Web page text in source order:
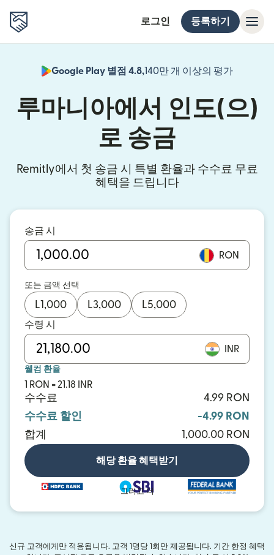
로그인 등록하기
Google Play 별점 4.8,140만 개 이상의 평가
루마니아에서 인도(으)
로 송금
Remitly에서 첫 송금 시 특별 환율과 수수료 무료
혜택을 드립니다
송금 시
RON
또는 금액 선택
L1,000 L3,000 L5,000
수령 시
INR
웰컴 환율
1 RON = 21.18 INR
수수료
4.99 RON
수수료 할인
-4.99 RON
합계
1,000.00 RON
해당 환율 혜택받기
그리고 더
신규 고객에게만 적용됩니다. 고객 1명당 1회만 제공됩니다. 기간 한정 혜택